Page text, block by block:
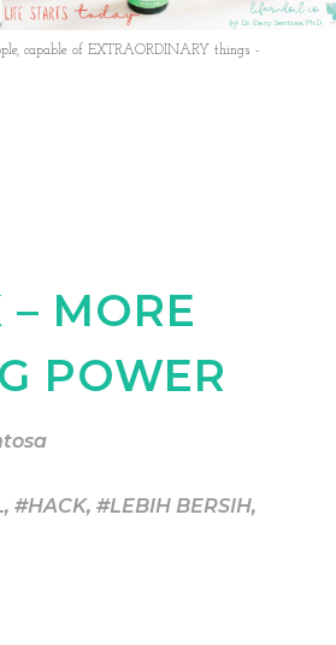
capable of EXTRAORDINARY things -
MORE
POWER
, #HACK, #LEBIH BERSIH,